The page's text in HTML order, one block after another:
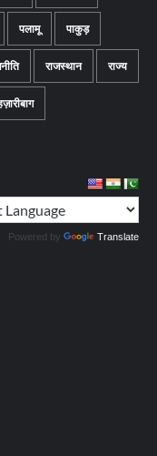
पलामू पाकुड़
राजस्थान राज्य
Powered by Translate